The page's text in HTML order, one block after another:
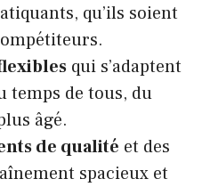
qu’ils soient
qui s’adaptent
temps de tous, du
âgé.
de qualité et des
spacieux et